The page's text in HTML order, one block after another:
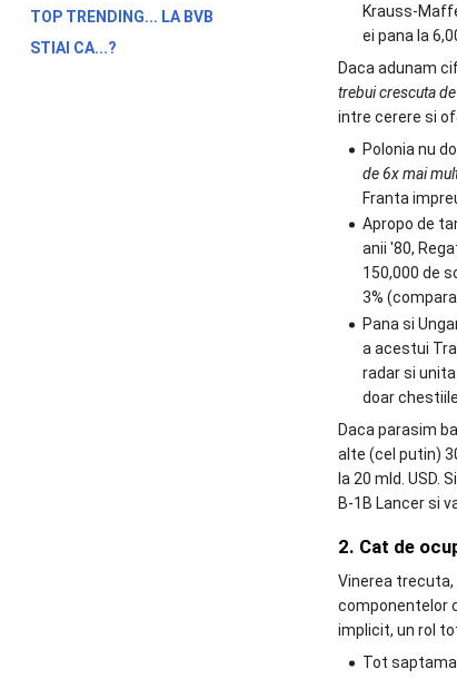
TOP TRENDING... LA BVB
STIAI CA...?
Krauss-
ei pana la
Daca adunam
trebui crescuta
intre cerere si
Polonia nu
de 6x mai
Franta
Apropo de
anii '80,
150,000 de
3%
Pana si
a acestui
radar si
doar
Daca parasim
alte (cel putin)
la 20 mld. USD.
B-1B Lancer si
2. Cat de
Vinerea
componentelor
implicit, un rol
Tot